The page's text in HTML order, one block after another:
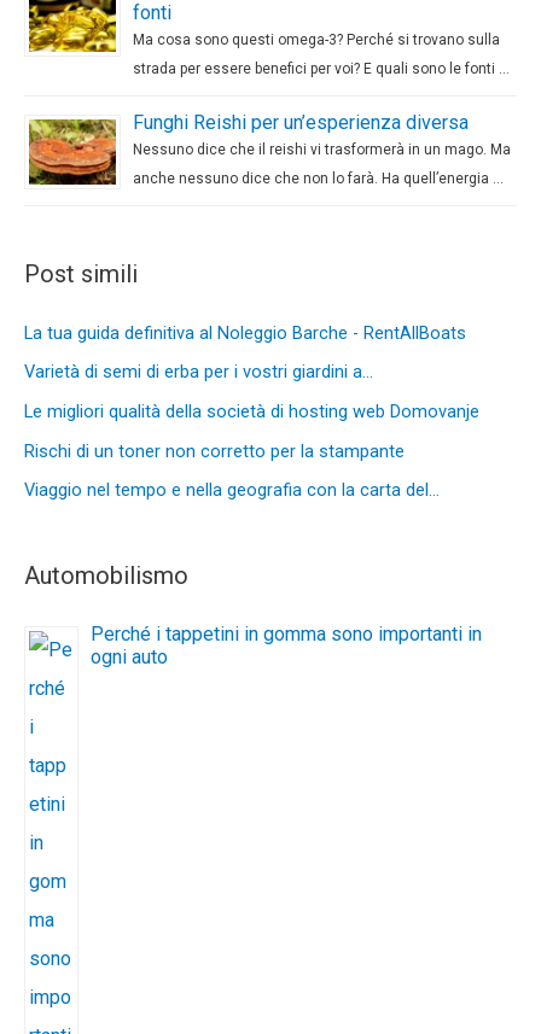
fonti
Ma cosa sono questi omega-3? Perché si trovano sulla
strada per essere benefici per voi? E quali sono le fonti …
Funghi Reishi per un’esperienza diversa
Nessuno dice che il reishi vi trasformerà in un mago. Ma
anche nessuno dice che non lo farà. Ha quell’energia …
Post simili
La tua guida definitiva al Noleggio Barche - RentAllBoats
Varietà di semi di erba per i vostri giardini a…
Le migliori qualità della società di hosting web Domovanje
Rischi di un toner non corretto per la stampante
Viaggio nel tempo e nella geografia con la carta del…
Automobilismo
Perché i tappetini in gomma sono importanti in
ogni auto